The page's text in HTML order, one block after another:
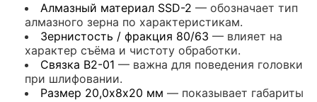
Алмазный материал SSD-2 — обозначает тип
алмазного зерна по характеристикам.
Зернистость / фракция 80/63 — влияет на
характер съёма и чистоту обработки.
Связка В2-01 — важна для поведения головки
при шлифовании.
Размер 20,0х8х20 мм — показывает габариты